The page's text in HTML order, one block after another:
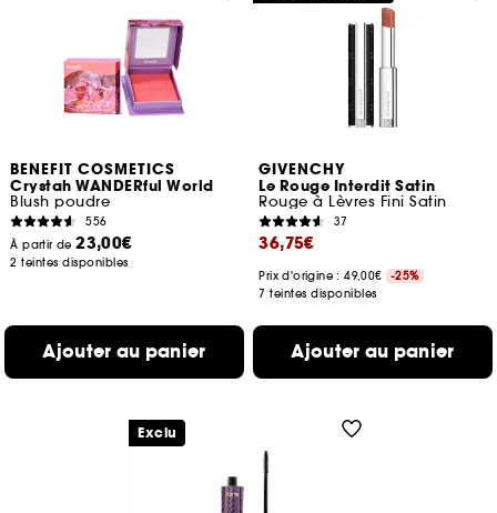
BENEFIT COSMETICS
Crystah WANDERful World
Blush poudre
556
À partir de23,00€
2 teintes disponibles
Ajouter au panier
GIVENCHY
Le Rouge Interdit Satin
Rouge à Lèvres Fini Satin
37
36,75€
Prix d'origine : 49,00€
-25%
7 teintes disponibles
Ajouter au panier
Exclu